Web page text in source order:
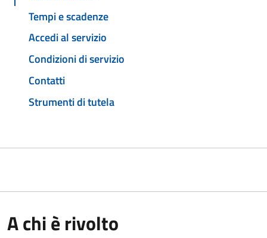
Tempi e scadenze
Accedi al servizio
Condizioni di servizio
Contatti
Strumenti di tutela
A chi è rivolto